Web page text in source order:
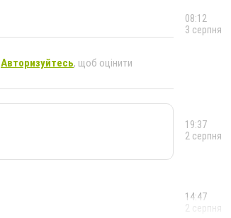
Авторизуйтесь, щоб оцінити
08:12
3 серпня
19:37
2 серпня
14:47
2 серпня